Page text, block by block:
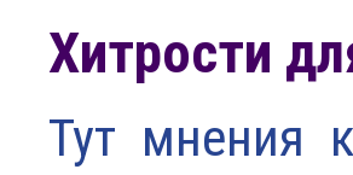
Хитрости
Тут мнения